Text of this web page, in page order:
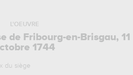
L'OEUVRE
de Fribourg-en-Brisgau, 11
1744
du siège